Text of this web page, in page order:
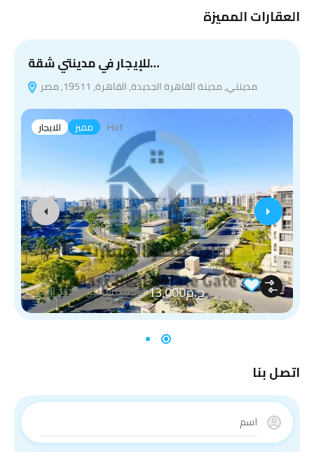
العقارات المميزة
للإيجار في مدينتي شقة…
مدينتي, مدينة القاهرة الجديدة, القاهرة, 19511, مصر
للايجار مميز Hot
ج.م13,000 /المدة سنتين ويجدد العقد
اتصل بنا